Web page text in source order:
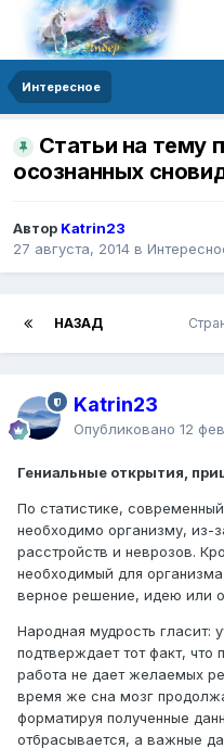
Интересное
Статьи на тему
осознанных
Автор Katrin23
27 августа, 2014 в
НАЗАД
Katrin23
Опубликовано 12
Гениальные открытия,
По статистике,
необходимо организму, из-
расстройств и неврозов.
необходимый для
верное решение, идею или
Народная мудрость гласит:
подтверждает тот факт, что
работа не дает желаемых
время же сна мозг
форматируя полученные
отбрасывается, а важные